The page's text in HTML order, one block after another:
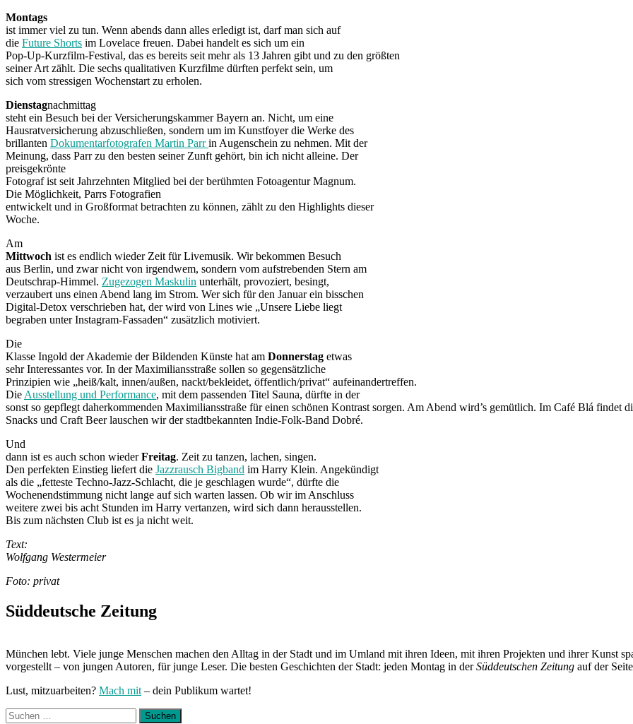
Montags
ist immer viel zu tun. Wenn abends dann alles erledigt ist, darf man sich auf
die Future Shorts im Lovelace freuen. Dabei handelt es sich um ein
Pop-Up-Kurzfilm-Festival, das es bereits seit mehr als 13 Jahren gibt und zu den größten
seiner Art zählt. Die sechs qualitativen Kurzfilme dürften perfekt sein, um
sich vom stressigen Wochenstart zu erholen.
Dienstagnachmittag
steht ein Besuch bei der Versicherungskammer Bayern an. Nicht, um eine
Hausratversicherung abzuschließen, sondern um im Kunstfoyer die Werke des
brillanten Dokumentarfotografen Martin Parrin Augenschein zu nehmen. Mit der
Meinung, dass Parr zu den besten seiner Zunft gehört, bin ich nicht alleine. Der
preisgekrönte
Fotograf ist seit Jahrzehnten Mitglied bei der berühmten Fotoagentur Magnum.
Die Möglichkeit, Parrs Fotografien
entwickelt und in Großformat betrachten zu können, zählt zu den Highlights dieser
Woche.
Am
Mittwoch ist es endlich wieder Zeit für Livemusik. Wir bekommen Besuch
aus Berlin, und zwar nicht von irgendwem, sondern vom aufstrebenden Stern am
Deutschrap-Himmel. Zugezogen Maskulin unterhält, provoziert, besingt,
verzaubert uns einen Abend lang im Strom. Wer sich für den Januar ein bisschen
Digital-Detox verschrieben hat, der wird von Lines wie „Unsere Liebe liegt
begraben unter Instagram-Fassaden“ zusätzlich motiviert.
Die
Klasse Ingold der Akademie der Bildenden Künste hat am Donnerstag etwas
sehr Interessantes vor. In der Maximiliansstraße sollen so gegensätzliche
Prinzipien wie „heiß/kalt, innen/außen, nackt/bekleidet, öffentlich/privat“ aufeinandertreffen.
Die Ausstellung und Performance, mit dem passenden Titel Sauna, dürfte in der
sonst so gepflegt daherkommenden Maximiliansstraße für einen schönen Kontrast sorgen. Am Abend wird’s gemütlich. Im Café Blá findet
Snacks und Craft Beer lauschen wir der stadtbekannten Indie-Folk-Band Dobré.
Und
dann ist es auch schon wiederFreitag. Zeit zu tanzen, lachen, singen.
Den perfekten Einstieg liefert die Jazzrausch Bigband im Harry Klein. Angekündigt
als die „fetteste Techno-Jazz-Schlacht, die je geschlagen wurde“, dürfte die
Wochenendstimmung nicht lange auf sich warten lassen. Ob wir im Anschluss
weitere zwei bis acht Stunden im Harry vertanzen, wird sich dann herausstellen.
Bis zum nächsten Club ist es ja nicht weit.
Text:
Wolfgang Westermeier
Foto: privat
Süddeutsche Zeitung
München lebt. Viele junge Menschen machen den Alltag in der Stadt und im Umland mit ihren Ideen, mit ihren Projekten und ihrer Kunst
vorgestellt – von jungen Autoren, für junge Leser. Die besten Geschichten der Stadt: jeden Montag in derSüddeutschen Zeitung auf der
Lust, mitzuarbeiten? Mach mit – dein Publikum wartet!
Suchen